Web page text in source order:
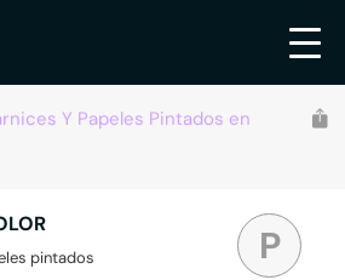
Y Papeles Pintados en
P
pintados